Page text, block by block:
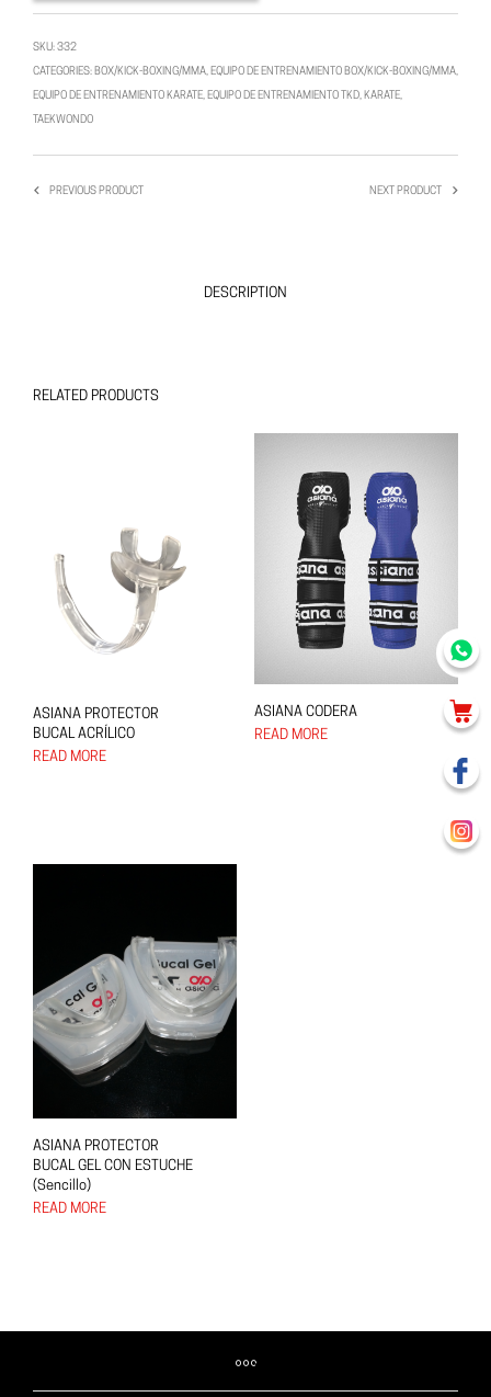
SKU:332
CATEGORIES: BOX/KICK-BOXING/MMA, EQUIPO DE ENTRENAMIENTO BOX/KICK-BOXING/MMA,
EQUIPO DE ENTRENAMIENTO KARATE, EQUIPO DE ENTRENAMIENTO TKD, KARATE,
TAEKWONDO
PREVIOUS PRODUCT NEXT PRODUCT
DESCRIPTION
RELATED PRODUCTS
ASIANA PROTECTOR
BUCAL ACRÍLICO
READ MORE
ASIANA CODERA
READ MORE
ASIANA PROTECTOR
BUCAL GEL CON ESTUCHE
(Sencillo)
READ MORE